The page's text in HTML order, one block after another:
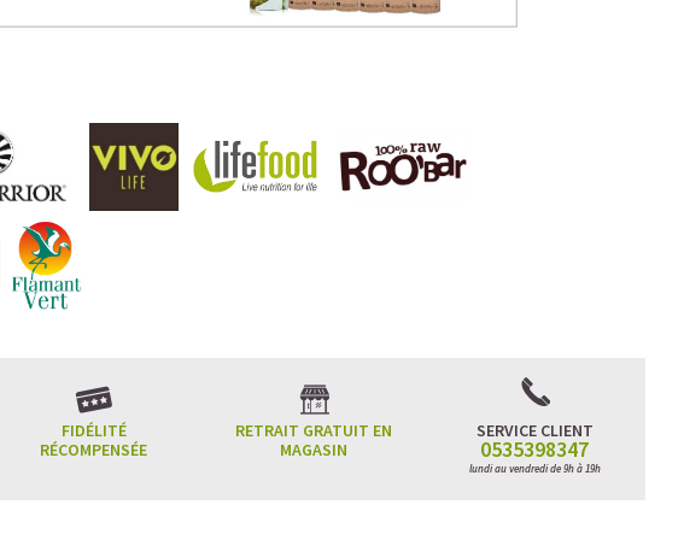
FIDÉLITÉ
RÉCOMPENSÉE
RETRAIT GRATUIT EN
MAGASIN
SERVICE CLIENT
0535398347
lundi au vendredi de 9h à 19h